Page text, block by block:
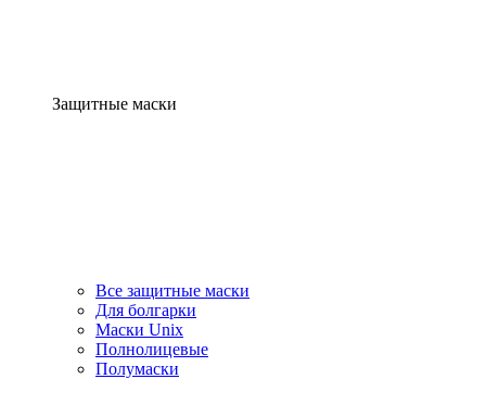
Защитные маски
Все защитные маски
Для болгарки
Маски Unix
Полнолицевые
Полумаски